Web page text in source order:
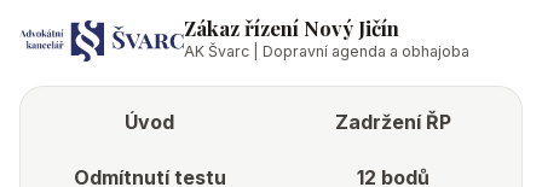
Zákaz řízení Nový Jičín
AK Švarc | Dopravní agenda a obhajoba
Úvod Zadržení ŘP
Odmítnutí testu 12 bodů